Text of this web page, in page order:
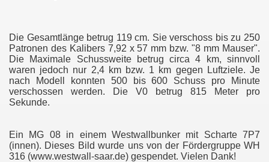
Die Gesamtlänge betrug 119 cm. Sie verschoss bis zu 250
Patronen des Kalibers 7,92 x 57 mm bzw. "8 mm Mauser".
Die Maximale Schussweite betrug circa 4 km, sinnvoll
waren jedoch nur 2,4 km bzw. 1 km gegen Luftziele. Je
nach Modell konnten 500 bis 600 Schuss pro Minute
verschossen werden. Die V0 betrug 815 Meter pro
Sekunde.
Ein MG 08 in einem Westwallbunker mit Scharte 7P7
(innen). Dieses Bild wurde uns von der Fördergruppe WH
316 (www.westwall-saar.de) gespendet. Vielen Dank!